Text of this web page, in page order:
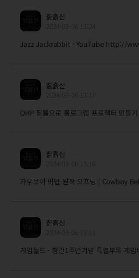
칡흙신
Jazz Jackrabbit - YouTube http://
칡흙신
OHP 필름으로 홀로그램 프로젝터 만
칡흙신
카우보이 비밥 원작 오프닝 | Cowboy
칡흙신
게임월드 - 창간1주년기념 특별부록